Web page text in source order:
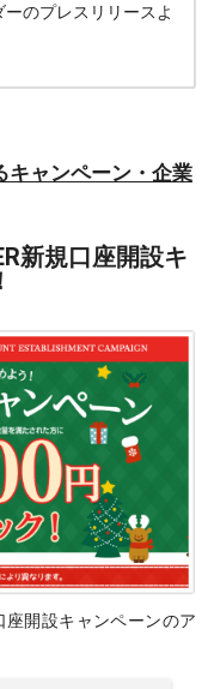
のプレスリリースよ
キャンペーン・企業
新規口座開設キ
開設キャンペーンのア